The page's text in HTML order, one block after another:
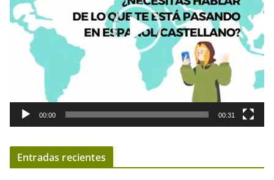
d
d
í
d
00:00 00:31
Entradas recientes